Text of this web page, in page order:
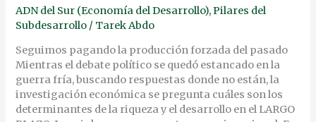
ADN del Sur (Economía del Desarrollo),Pilares del
Subdesarrollo / Tarek Abdo
Seguimos pagando la producción forzada del pasado
Mientras el debate político se quedó estancado en la
guerra fría, buscando respuestas donde no están, la
investigación económica se pregunta cuáles son los
determinantes de la riqueza y el desarrollo en el LARGO
LA
ESCLAVITUD